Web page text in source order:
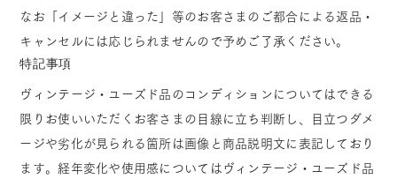
なお「イメージと違った」等のお客さまのご都合による返品・
キャンセルには応じられませんので予めご了承ください。
特記事項
ヴィンテージ・ユーズド品のコンディションについてはできる
限りお使いいただくお客さまの目線に立ち判断し、目立つダメ
ージや劣化が見られる箇所は画像と商品説明文に表記しており
ます。経年変化や使用感についてはヴィンテージ・ユーズド品